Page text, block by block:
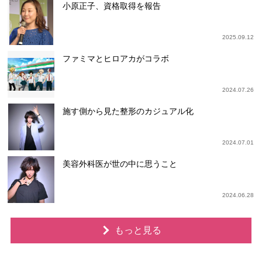
小原正子、資格取得を報告
2025.09.12
ファミマとヒロアカがコラボ
2024.07.26
施す側から見た整形のカジュアル化
2024.07.01
美容外科医が世の中に思うこと
2024.06.28
もっと見る